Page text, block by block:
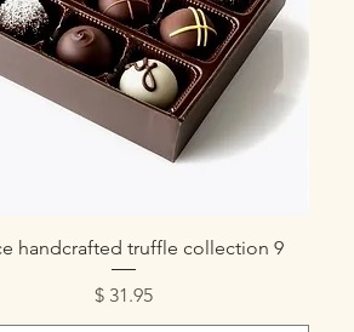
תצוגה מהירה
9 piece handcrafted truffle collection
מחיר